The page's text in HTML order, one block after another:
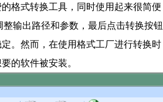
格式转换工具，同时使用起来很简
输出路径和参数，最后点击转换按
。然而，在使用格式工厂进行转换
的软件被安装。